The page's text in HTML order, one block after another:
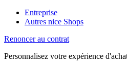
Entreprise
Autres nice Shops
Renoncer au contrat
Personnalisez votre expérience